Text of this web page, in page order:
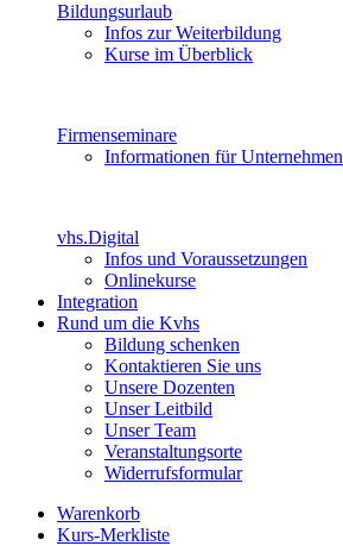
Bildungsurlaub
Infos zur Weiterbildung
Kurse im Überblick
Firmenseminare
Informationen für Unternehmen
vhs.Digital
Infos und Voraussetzungen
Onlinekurse
Integration
Rund um die Kvhs
Bildung schenken
Kontaktieren Sie uns
Unsere Dozenten
Unser Leitbild
Unser Team
Veranstaltungsorte
Widerrufsformular
Warenkorb
Kurs-Merkliste